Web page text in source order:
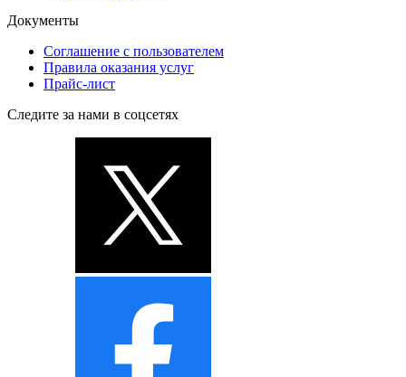
Документы
Соглашение с пользователем
Правила оказания услуг
Прайс-лист
Следите за нами в соцсетях